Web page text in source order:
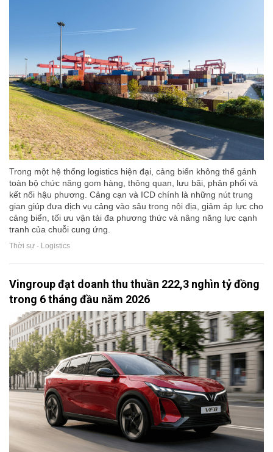
Trong một hệ thống logistics hiện đại, cảng biển không thể gánh
toàn bộ chức năng gom hàng, thông quan, lưu bãi, phân phối và
kết nối hậu phương. Cảng cạn và ICD chính là những nút trung
gian giúp đưa dịch vụ cảng vào sâu trong nội địa, giảm áp lực cho
cảng biển, tối ưu vận tải đa phương thức và nâng năng lực cạnh
tranh của chuỗi cung ứng.
Thời sự - Logistics
Vingroup đạt doanh thu thuần 222,3 nghìn tỷ đồng
trong 6 tháng đầu năm 2026